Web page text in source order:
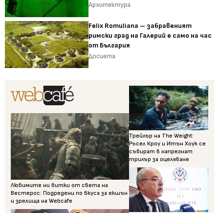
Архитектура
Felix Romuliana – забравеният
римски град на Галерий е само на час
от България
Досиета
Любимите ни битки от света на
Вестерос: Подредени по вкуса за екшън
и зрелища на Webcafe
Трейлър на The Weight:
Ръсел Кроу и Итън Хоук се
събират в напрегнат
трилър за оцеляване